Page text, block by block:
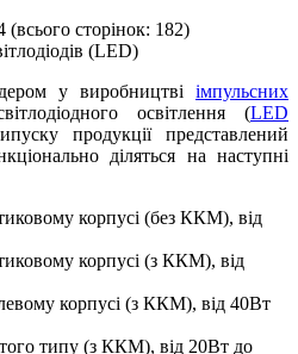
(всього сторінок: 182)
у виробництві імпульсних
освітлення (LED
продукції представлений
діляться на наступні
корпусі (без ККМ), від
корпусі (з ККМ), від
корпусі (з ККМ), від 40Вт
типу (з ККМ), від 20Вт до